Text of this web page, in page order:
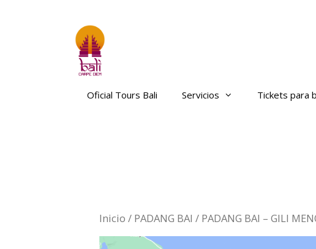
Oficial Tours Bali Servicios Tickets para
Inicio / PADANG BAI / PADANG BAI – GILI